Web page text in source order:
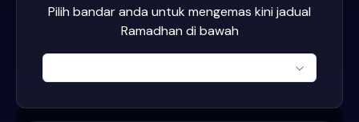
Pilih bandar anda untuk mengemas kini jadual
Ramadhan di bawah